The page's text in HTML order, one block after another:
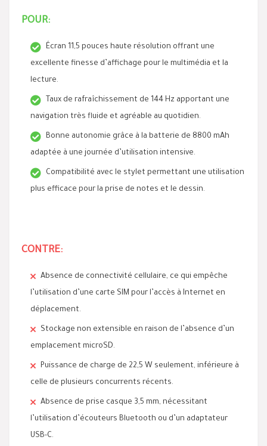
POUR:
Écran 11,5 pouces haute résolution offrant une
excellente finesse d’affichage pour le multimédia et la
lecture.
Taux de rafraîchissement de 144 Hz apportant une
navigation très fluide et agréable au quotidien.
Bonne autonomie grâce à la batterie de 8800 mAh
adaptée à une journée d’utilisation intensive.
Compatibilité avec le stylet permettant une utilisation
plus efficace pour la prise de notes et le dessin.
CONTRE:
Absence de connectivité cellulaire, ce qui empêche
l’utilisation d’une carte SIM pour l’accès à Internet en
déplacement.
Stockage non extensible en raison de l’absence d’un
emplacement microSD.
Puissance de charge de 22,5 W seulement, inférieure à
celle de plusieurs concurrents récents.
Absence de prise casque 3,5 mm, nécessitant
l’utilisation d’écouteurs Bluetooth ou d’un adaptateur
USB-C.